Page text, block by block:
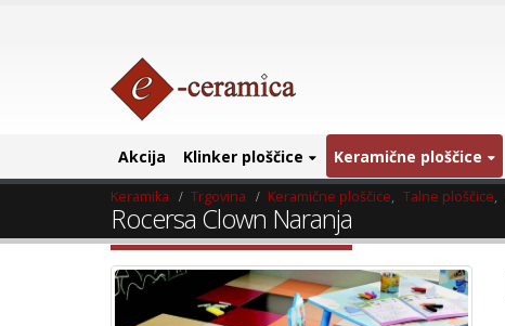
Akcija Klinker ploščice Keramične ploščice
Keramika Trgovina Keramične ploščice, Talne ploščice,
Rocersa Clown Naranja